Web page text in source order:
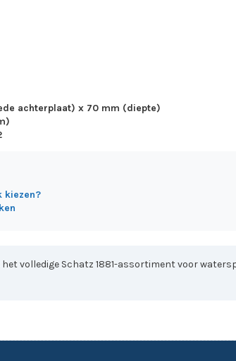
achterplaat) x 70 mm (diepte)
kiezen?
het volledige Schatz 1881-assortiment voor